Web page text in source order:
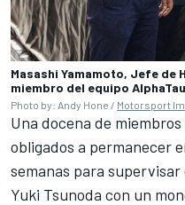
Masashi Yamamoto, Jefe de
miembro del equipo
Photo by: Andy Hone / Motorsport
Una docena de
obligados a permanecer
semanas para supervisar
Yuki Tsunoda con un